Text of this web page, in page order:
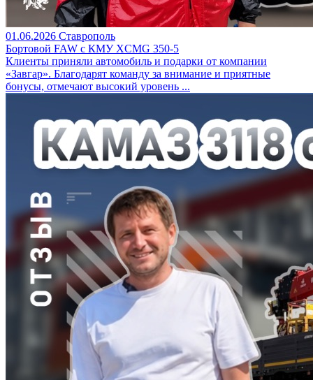
01.06.2026 Ставрополь
Бортовой FAW c КМУ XCMG 350-5
Клиенты приняли автомобиль и подарки от компании
«Завгар». Благодарят команду за внимание и приятные
бонусы, отмечают высокий уровень ...